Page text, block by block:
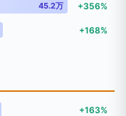
45.2万 +356%
+168%
+163%